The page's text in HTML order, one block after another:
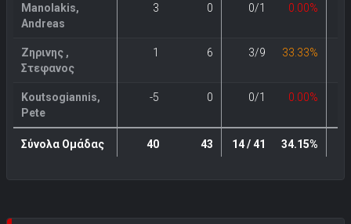
Manolakis,
Andreas
3 0 0/1 0.00%
Ζηρινης ,
Στεφανος
1 6 3/9 33.33%
Koutsogiannis,
Pete
-5 0 0/1 0.00%
Σύνολα Ομάδας 40 43 14 / 41 34.15%